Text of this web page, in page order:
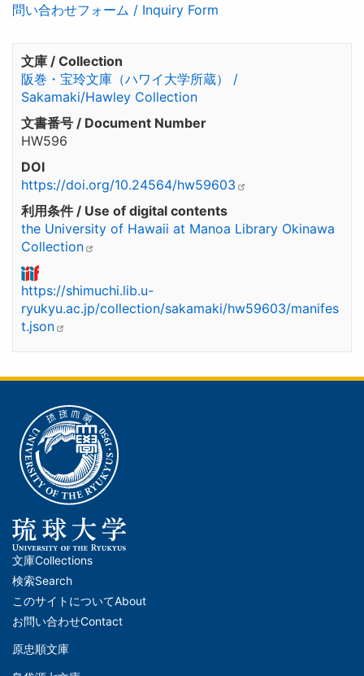
問い合わせフォーム / Inquiry Form
文庫 / Collection
阪巻・宝玲文庫（ハワイ大学所蔵） /
Sakamaki/Hawley Collection
文書番号 / Document Number
HW596
DOI
https://doi.org/10.24564/hw59603
利用条件 / Use of digital contents
the University of Hawaii at Manoa Library Okinawa
Collection
https://shimuchi.lib.u-
ryukyu.ac.jp/collection/sakamaki/hw59603/manifes
t.json
メ
イ
ン
ナ
ビ
文庫Collections
検索Search
このサイトについてAbout
お問い合わせContact
文
原忠順文庫